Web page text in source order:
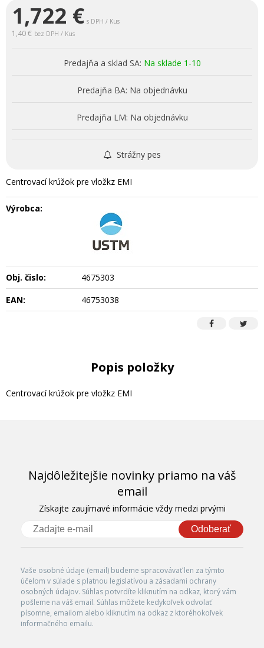
1,722 € s DPH / Kus
1,40 € bez DPH / Kus
Predajňa a sklad SA: Na sklade 1-10
Predajňa BA: Na objednávku
Predajňa LM: Na objednávku
Strážny pes
Centrovací krúžok pre vložkz EMI
Výrobca:
Obj. čislo:
4675303
EAN:
46753038
Popis položky
Centrovací krúžok pre vložkz EMI
Najdôležitejšie novinky priamo na váš
email
Získajte zaujímavé informácie vždy medzi prvými
Odoberať
Vaše osobné údaje (email) budeme spracovávať len za týmto
účelom v súlade s platnou legislatívou a zásadami ochrany
osobných údajov. Súhlas potvrdíte kliknutím na odkaz, ktorý vám
pošleme na váš email. Súhlas môžete kedykoľvek odvolať
písomne, emailom alebo kliknutím na odkaz z ktoréhokoľvek
informačného emailu.